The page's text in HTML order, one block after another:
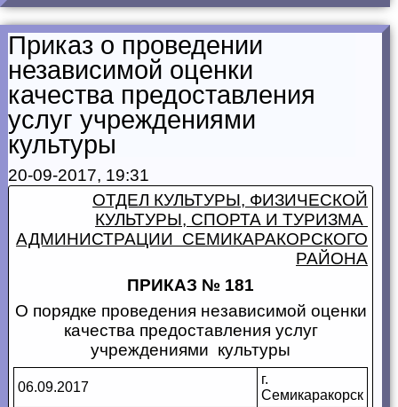
Приказ о проведении
независимой оценки
качества предоставления
услуг учреждениями
культуры
20-09-2017, 19:31
ОТДЕЛ КУЛЬТУРЫ, ФИЗИЧЕСКОЙ
КУЛЬТУРЫ, СПОРТА И ТУРИЗМА
АДМИНИСТРАЦИИ СЕМИКАРАКОРСКОГО
РАЙОНА
ПРИКАЗ № 181
О порядке проведения независимой оценки
качества предоставления услуг
учреждениями культуры
06.09.2017
г.
Семикаракорск